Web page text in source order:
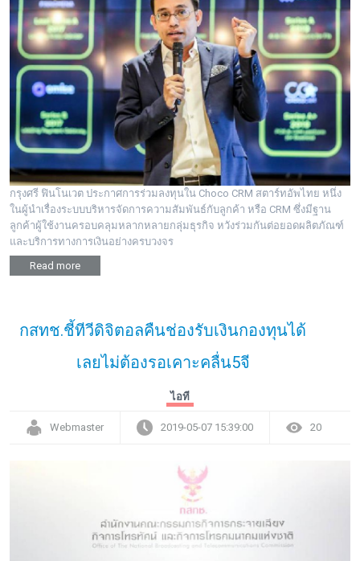
กรุงศรี ฟินโนเวต ประกาศการร่วมลงทุนใน Choco CRM สตาร์ทอัพไทย หนึ่ง
ในผู้นำเรื่องระบบบริหารจัดการความสัมพันธ์กับลูกค้า หรือ CRM ซึ่งมีฐาน
ลูกค้าผู้ใช้งานครอบคลุมหลากหลายกลุ่มธุรกิจ หวังร่วมกันต่อยอดผลิตภัณฑ์
และบริการทางการเงินอย่างครบวงจร
Read more
กสทช.ชี้ทีวีดิจิตอลคืนช่องรับเงินกองทุนได้
เลยไม่ต้องรอเคาะคลื่น5จี
ไอที
Webmaster 2019-05-07 15:39:00 20